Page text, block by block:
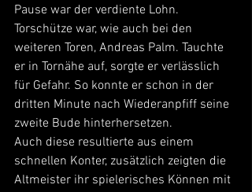
Pause war der verdiente Lohn.
Torschütze war, wie auch bei den
weiteren Toren, Andreas Palm. Tauchte
er in Tornähe auf, sorgte er verlässlich
für Gefahr. So konnte er schon in der
dritten Minute nach Wiederanpfiff seine
zweite Bude hinterhersetzen.
Auch diese resultierte aus einem
schnellen Konter, zusätzlich zeigten die
Altmeister ihr spielerisches Können mit